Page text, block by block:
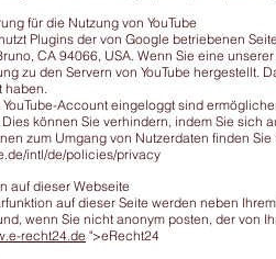
für die Nutzung von YouTube
Plugins der von Google betriebenen
CA 94066, USA. Wenn Sie eine
zu den Servern von YouTube hergestellt.
haben.
Account eingeloggt sind
können Sie verhindern, indem Sie sich
zum Umgang von Nutzerdaten finden
intl/de/policies/privacy
auf dieser Webseite
auf dieser Seite werden neben
wenn Sie nicht anonym posten, der von
recht24.de ">eRecht24